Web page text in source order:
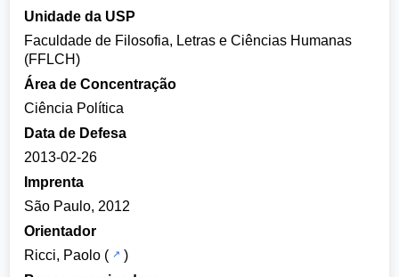
Unidade da USP
Faculdade de Filosofia, Letras e Ciências Humanas
(FFLCH)
Área de Concentração
Ciência Política
Data de Defesa
2013-02-26
Imprenta
São Paulo, 2012
Orientador
Ricci, Paolo (
)